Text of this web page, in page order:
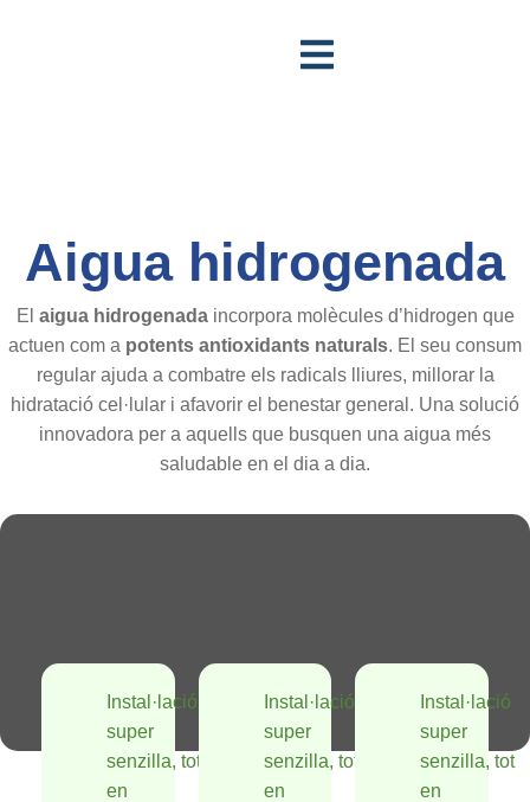
Aigua hidrogenada
El aigua hidrogenadaincorpora molècules d’hidrogen que
actuen com a potents antioxidants naturals. El seu consum
regular ajuda a combatre els radicals lliures, millorar la
hidratació cel·lular i afavorir el benestar general. Una solució
innovadora per a aquells que busquen una aigua més
saludable en el dia a dia.
Instal·lació
super
senzilla, tot
en
Instal·lació
super
senzilla, tot
en
Instal·lació
super
senzilla, tot
en